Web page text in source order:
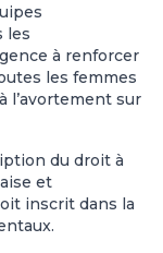
les
à renforcer
les femmes
l’avortement sur
du droit à
et
inscrit dans la